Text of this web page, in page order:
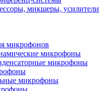
микшеры, усилители
микрофонов
микрофоны
микрофоны
микрофоны